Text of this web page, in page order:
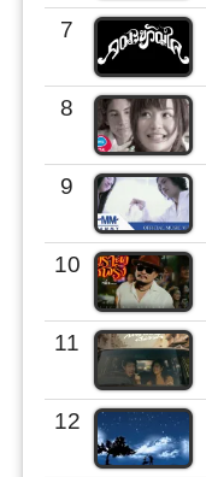
7
8
9
10
11
12